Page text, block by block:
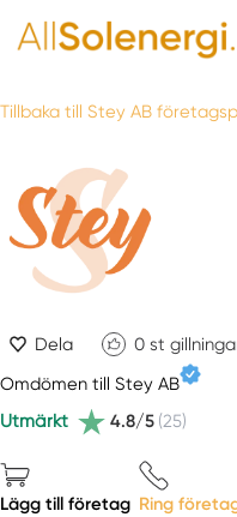
Tillbaka till Stey AB
Dela 0 st
Omdömen till Stey AB
Utmärkt
4.8/5 (25)
Lägg till företag Ring